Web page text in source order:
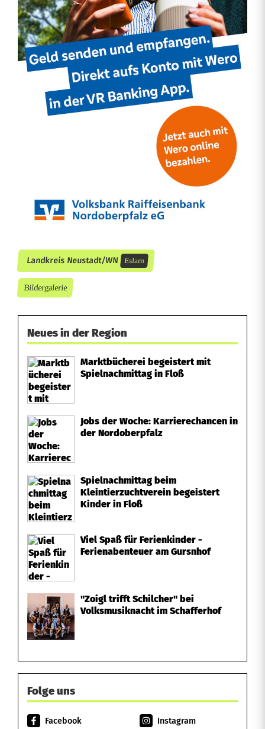
Landkreis Neustadt/WN Eslarn
Bildergalerie
Neues in der Region
Marktbücherei begeistert mit
Spielnachmittag in Floß
Jobs der Woche: Karrierechancen in
der Nordoberpfalz
Spielnachmittag beim
Kleintierzuchtverein begeistert
Kinder in Floß
Viel Spaß für Ferienkinder -
Ferienabenteuer am Gursnhof
"Zoigl trifft Schilcher" bei
Volksmusiknacht im Schafferhof
Folge uns
Facebook
Instagram